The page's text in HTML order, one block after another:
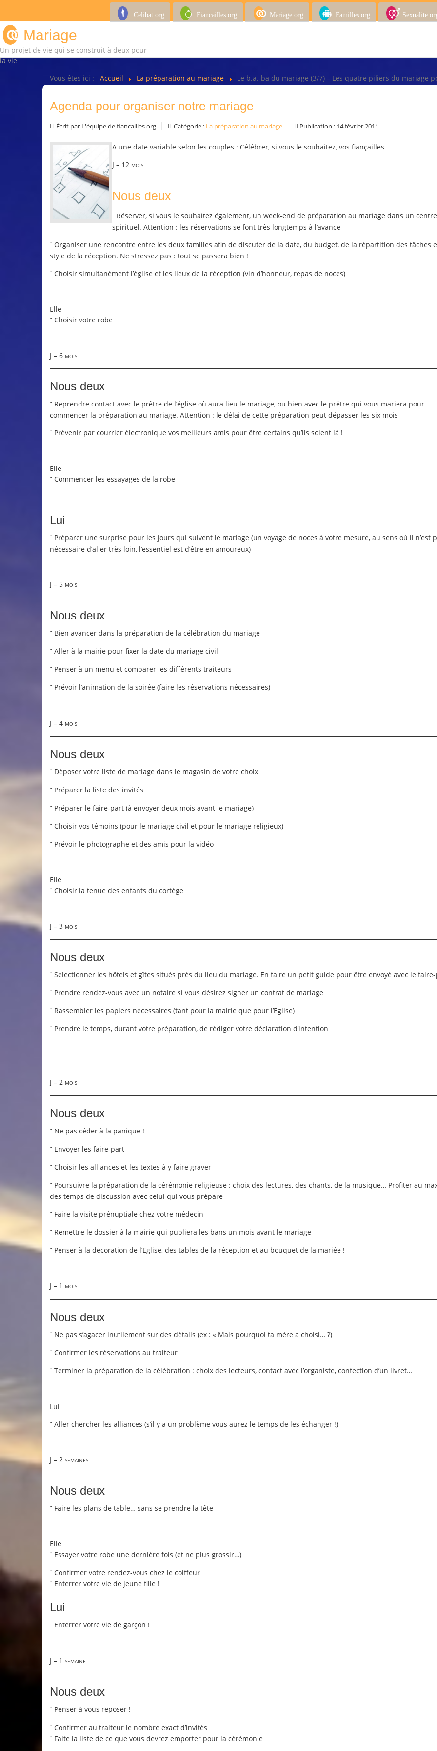
Celibat.org Fiancailles.org Mariage.org Familles.org
Mariage
Un projet de vie qui se construit à deux pour
la vie !
Vous êtes ici :
Accueil La préparation au mariage Le b.a.-ba du mariage (3/7) – Les quatre piliers du mariage
Agenda pour organiser notre mariage
Écrit par L'équipe de fiancailles.org Catégorie : La préparation au mariage Publication : 14 février 2011
A une date variable selon les couples : Célébrer, si vous le souhaitez, vos fiançailles
J – 12 mois
Nous deux
¨ Réserver, si vous le souhaitez également, un week-end de préparation au mariage dans un centre
spirituel. Attention : les réservations se font très longtemps à l’avance
¨ Organiser une rencontre entre les deux familles afin de discuter de la date, du budget, de la répartition des tâches
style de la réception. Ne stressez pas : tout se passera bien !
¨ Choisir simultanément l’église et les lieux de la réception (vin d’honneur, repas de noces)
Elle
¨ Choisir votre robe
J – 6 mois
Nous deux
¨ Reprendre contact avec le prêtre de l’église où aura lieu le mariage, ou bien avec le prêtre qui vous mariera pour
commencer la préparation au mariage. Attention : le délai de cette préparation peut dépasser les six mois
¨ Prévenir par courrier électronique vos meilleurs amis pour être certains qu’ils soient là !
Elle
¨ Commencer les essayages de la robe
Lui
¨ Préparer une surprise pour les jours qui suivent le mariage (un voyage de noces à votre mesure, au sens où il n’est
nécessaire d’aller très loin, l’essentiel est d’être en amoureux)
J – 5 mois
Nous deux
¨ Bien avancer dans la préparation de la célébration du mariage
¨ Aller à la mairie pour fixer la date du mariage civil
¨ Penser à un menu et comparer les différents traiteurs
¨ Prévoir l’animation de la soirée (faire les réservations nécessaires)
J – 4 mois
Nous deux
¨ Déposer votre liste de mariage dans le magasin de votre choix
¨ Préparer la liste des invités
¨ Préparer le faire-part (à envoyer deux mois avant le mariage)
¨ Choisir vos témoins (pour le mariage civil et pour le mariage religieux)
¨ Prévoir le photographe et des amis pour la vidéo
Elle
¨ Choisir la tenue des enfants du cortège
J – 3 mois
Nous deux
¨ Sélectionner les hôtels et gîtes situés près du lieu du mariage. En faire un petit guide pour être envoyé avec le
¨ Prendre rendez-vous avec un notaire si vous désirez signer un contrat de mariage
¨ Rassembler les papiers nécessaires (tant pour la mairie que pour l’Eglise)
¨ Prendre le temps, durant votre préparation, de rédiger votre déclaration d’intention
J – 2 mois
Nous deux
¨ Ne pas céder à la panique !
¨ Envoyer les faire-part
¨ Choisir les alliances et les textes à y faire graver
¨ Poursuivre la préparation de la cérémonie religieuse : choix des lectures, des chants, de la musique… Profiter au
des temps de discussion avec celui qui vous prépare
¨ Faire la visite prénuptiale chez votre médecin
¨ Remettre le dossier à la mairie qui publiera les bans un mois avant le mariage
¨ Penser à la décoration de l’Eglise, des tables de la réception et au bouquet de la mariée !
J – 1 mois
Nous deux
¨ Ne pas s’agacer inutilement sur des détails (ex : « Mais pourquoi ta mère a choisi… ?)
¨ Confirmer les réservations au traiteur
¨ Terminer la préparation de la célébration : choix des lecteurs, contact avec l’organiste, confection d’un livret…
Lui
¨ Aller chercher les alliances (s’il y a un problème vous aurez le temps de les échanger !)
J – 2 semaines
Nous deux
¨ Faire les plans de table… sans se prendre la tête
Elle
¨ Essayer votre robe une dernière fois (et ne plus grossir…)
¨ Confirmer votre rendez-vous chez le coiffeur
¨ Enterrer votre vie de jeune fille !
Lui
¨ Enterrer votre vie de garçon !
J – 1 semaine
Nous deux
¨ Penser à vous reposer !
¨ Confirmer au traiteur le nombre exact d’invités
¨ Faite la liste de ce que vous devrez emporter pour la cérémonie